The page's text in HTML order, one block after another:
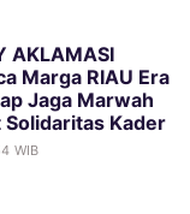
AKLAMASI
Marga RIAU Era
Jaga Marwah
Solidaritas Kader
WIB